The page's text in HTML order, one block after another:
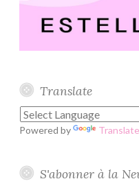
Translate
Powered by Translate
S'abonner à la